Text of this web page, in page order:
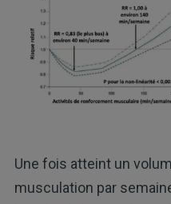
Une fois atteint un
musculation par